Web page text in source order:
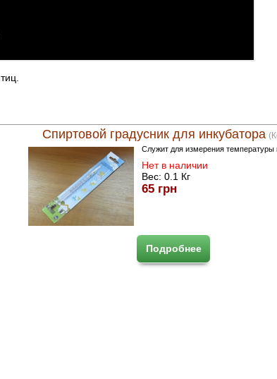
Спиртовой градусник для инкубатора
Служит для измерения температуры
Нет в наличии
Вес: 0.1 Кг
65 грн
Подробнее